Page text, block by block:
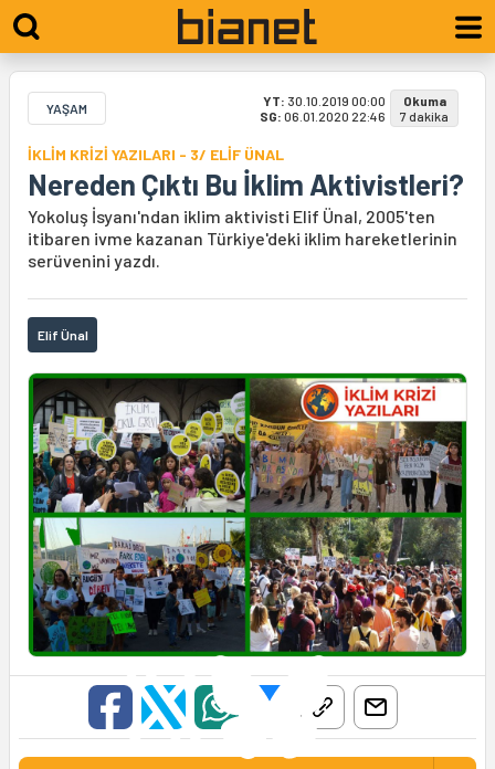
YAŞAM YT: 30.10.2019 00:00
SG: 06.01.2020 22:46
Okuma
7 dakika
İKLİM KRİZİ YAZILARI - 3/ ELİF ÜNAL
Nereden Çıktı Bu İklim Aktivistleri?
Yokoluş İsyanı'ndan iklim aktivisti Elif Ünal, 2005'ten
itibaren ivme kazanan Türkiye'deki iklim hareketlerinin
serüvenini yazdı.
Elif Ünal